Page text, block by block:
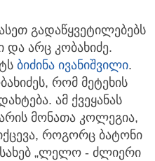
გადაწყვეტილებებს
არც კობახიძე.
ბიძინა ივანიშვილი.
რომ მეტეხის
ამ ქვეყანას
არის მონათა კოლეგია,
როგორც ბატონი
„ლელო - ძლიერი